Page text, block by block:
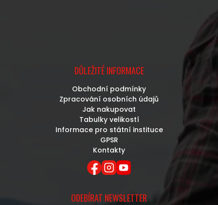
DŮLEŽITÉ INFORMACE
Obchodní podmínky
Zpracování osobních údajů
Jak nakupovat
Tabulky velikostí
Informace pro státní instituce
GPSR
Kontakty
ODEBÍRAT NEWSLETTER